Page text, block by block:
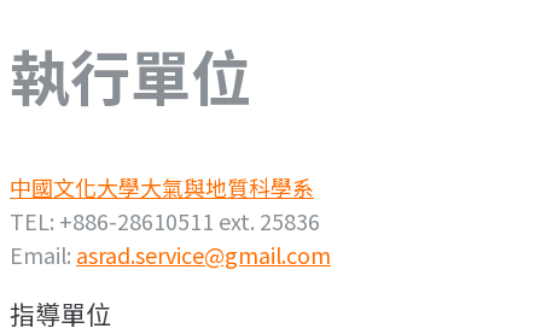
執行單位
中國文化大學大氣與地質科學系
TEL: +886-28610511 ext. 25836
Email: asrad.service@gmail.com
指導單位